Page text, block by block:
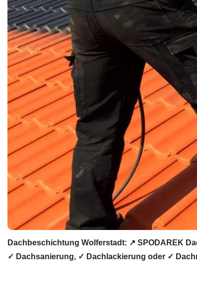
Dachbeschichtung Wolferstadt: ↗️ SPODAREK
✓ Dachsanierung, ✓ Dachlackierung oder ✓